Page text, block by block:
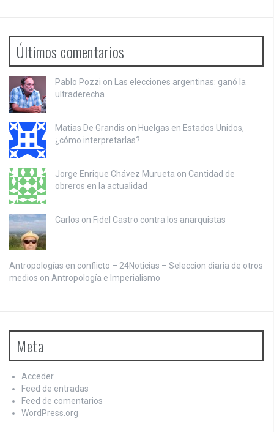
Últimos comentarios
Pablo Pozzi on Las elecciones argentinas: ganó la
ultraderecha
Matias De Grandis on Huelgas en Estados Unidos,
¿cómo interpretarlas?
Jorge Enrique Chávez Murueta on Cantidad de
obreros en la actualidad
Carlos on Fidel Castro contra los anarquistas
Antropologías en conflicto – 24Noticias – Seleccion diaria de otros
medios on Antropología e Imperialismo
Meta
Acceder
Feed de entradas
Feed de comentarios
WordPress.org